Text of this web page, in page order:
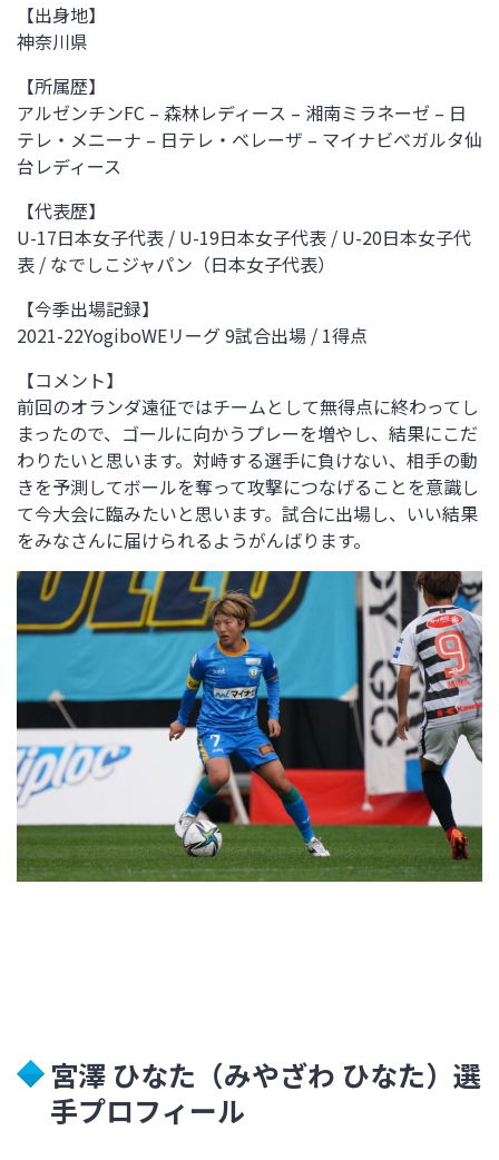
【出身地】
神奈川県
【所属歴】
アルゼンチンFC – 森林レディース – 湘南ミラネーゼ – 日
テレ・メニーナ – 日テレ・ベレーザ – マイナビベガルタ仙
台レディース
【代表歴】
U-17日本女子代表 / U-19日本女子代表 / U-20日本女子代
表 / なでしこジャパン（日本女子代表）
【今季出場記録】
2021-22YogiboWEリーグ 9試合出場 / 1得点
【コメント】
前回のオランダ遠征ではチームとして無得点に終わってし
まったので、ゴールに向かうプレーを増やし、結果にこだ
わりたいと思います。対峙する選手に負けない、相手の動
きを予測してボールを奪って攻撃につなげることを意識し
て今大会に臨みたいと思います。試合に出場し、いい結果
をみなさんに届けられるようがんばります。
宮澤 ひなた（みやざわ ひなた）選
手プロフィール